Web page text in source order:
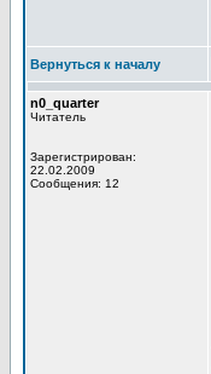
Вернуться к началу
n0_quarter
Читатель
Зарегистрирован:
22.02.2009
Сообщения: 12